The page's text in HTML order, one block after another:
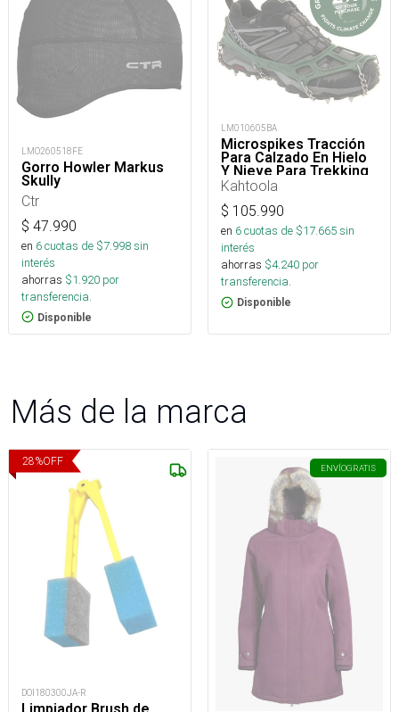
LMO260518FE
Gorro Howler Markus
Skully
Ctr
$ 47.990
en 6cuotas de $7.998sin
interés
ahorras $1.920 por
transferencia.
Disponible
LM010605BA
Microspikes Tracción
Para Calzado En Hielo
Y Nieve Para Trekking
Kahtoola
$ 105.990
en 6cuotas de $17.665sin
interés
ahorras $4.240 por
transferencia.
Disponible
Más de la marca
28%OFF
DOI180300JA-R
ENVÍOGRATIS